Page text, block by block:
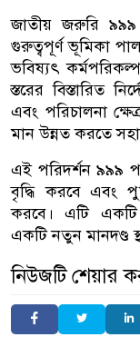
জাতীয় জরুরি ৯৯৯
গুরুত্বপূর্ণ ভূমিকা
ভবিষ্যৎ
স্তরের বিস্তারিত
এবং পরিচালনা
মান উন্নত করতে
এই পরিদর্শন ৯৯৯
বৃদ্ধি করবে এবং
করবে। এটি একটি
একটি নতুন মানদণ্ড
নিউজটি শেয়ার